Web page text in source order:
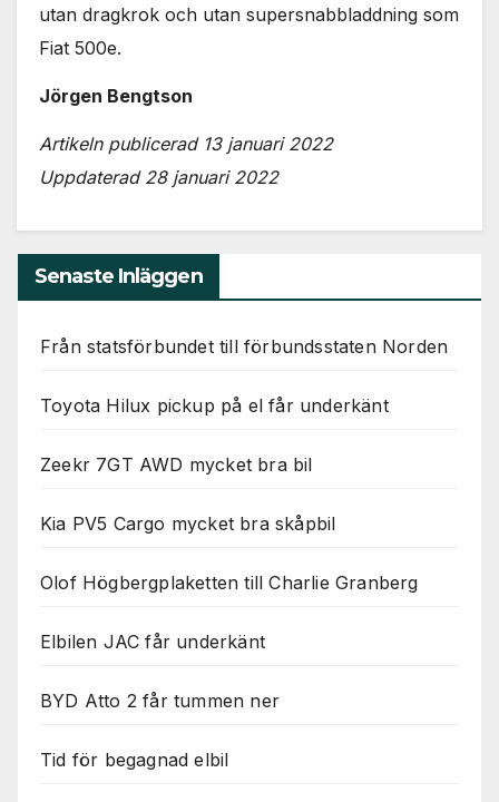
utan dragkrok och utan supersnabbladdning som
Fiat 500e.
Jörgen Bengtson
Artikeln publicerad 13 januari 2022
Uppdaterad 28 januari 2022
Senaste Inläggen
Från statsförbundet till förbundsstaten Norden
Toyota Hilux pickup på el får underkänt
Zeekr 7GT AWD mycket bra bil
Kia PV5 Cargo mycket bra skåpbil
Olof Högbergplaketten till Charlie Granberg
Elbilen JAC får underkänt
BYD Atto 2 får tummen ner
Tid för begagnad elbil
används.
intressen och ditt